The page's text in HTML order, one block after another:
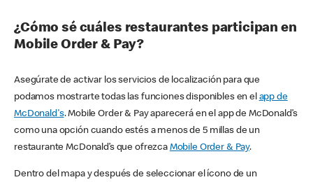
¿Cómo sé cuáles restaurantes participan en
Mobile Order & Pay?
Asegúrate de activar los servicios de localización para que
podamos mostrarte todas las funciones disponibles en el app de
McDonald's. Mobile Order & Pay aparecerá en el app de McDonald’s
como una opción cuando estés a menos de 5 millas de un
restaurante McDonald’s que ofrezca Mobile Order & Pay.
Dentro del mapa y después de seleccionar el ícono de un